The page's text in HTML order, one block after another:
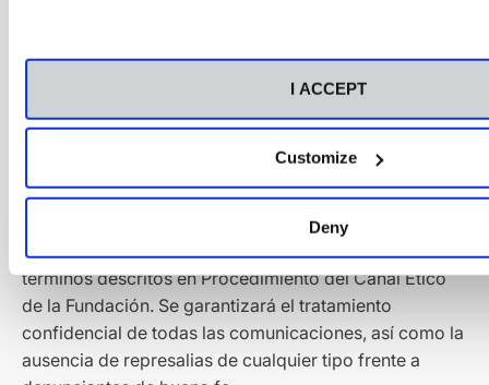
I ACCEPT
Customize
Deny
efecto.
En particular, el Canal Ético se encuentra a disposición
través de la Intranet y en la página web de todos los
centros la Fundación.
Toda consulta, observación o denuncia en materia de
Cumplimiento deberá ser comunicada al CEyC en los
términos descritos en Procedimiento del Canal Ético
de la Fundación. Se garantizará el tratamiento
confidencial de todas las comunicaciones, así como la
ausencia de represalias de cualquier tipo frente a